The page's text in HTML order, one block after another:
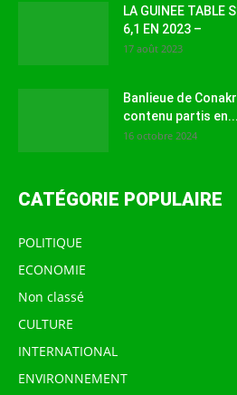
LA GUINEE TABLE
6,1 EN 2023 –
17 août 2023
Banlieue de
contenu partis en...
16 octobre 2024
CATÉGORIE POPULAIRE
POLITIQUE
ECONOMIE
Non classé
CULTURE
INTERNATIONAL
ENVIRONNEMENT